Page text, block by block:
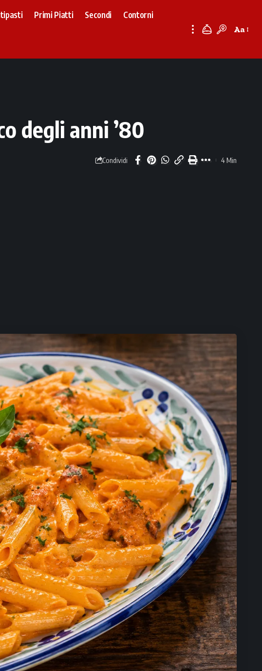
Primi Piatti Secondi Contorni
Font
Aa
degli anni ’80
Condividi 4 Min